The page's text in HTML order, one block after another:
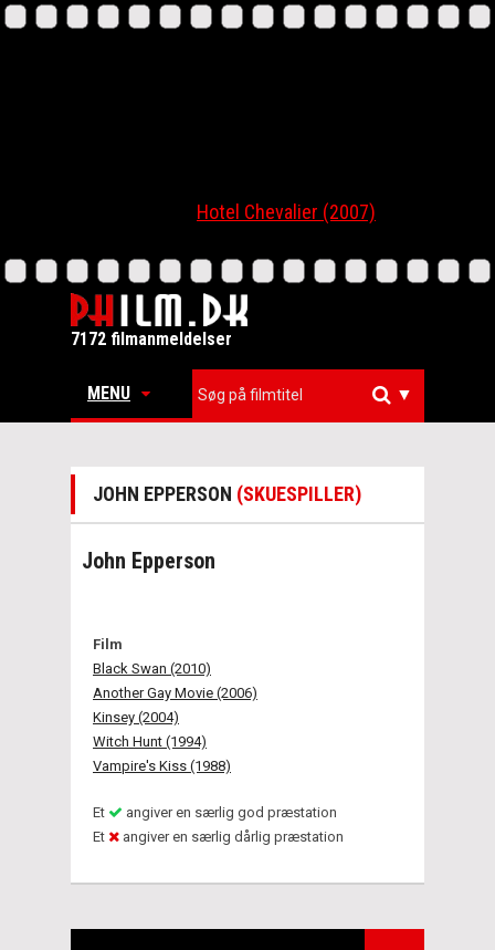
Hotel Chevalier (2007)
7172 filmanmeldelser
MENU ▼
JOHN EPPERSON (SKUESPILLER)
John Epperson
Film
Black Swan (2010)
Another Gay Movie (2006)
Kinsey (2004)
Witch Hunt (1994)
Vampire's Kiss (1988)
Et
angiver en særlig god præstation
Et
angiver en særlig dårlig præstation